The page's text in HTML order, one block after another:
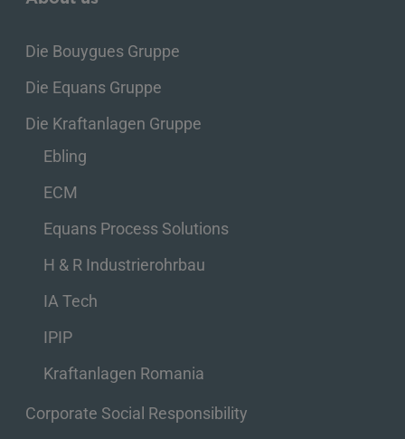
Die Bouygues Gruppe
Die Equans Gruppe
Die Kraftanlagen Gruppe
Ebling
ECM
Equans Process Solutions
H & R Industrierohrbau
IA Tech
IPIP
Kraftanlagen Romania
Corporate Social Responsibility